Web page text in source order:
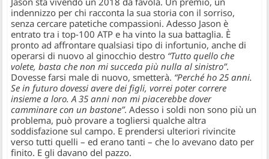
indennizzo per chi racconta la sua storia con il sorriso,
senza cercare patetiche compassioni. Adesso Jason è
entrato tra i top-100 ATP e ha vinto la sua battaglia. È
pronto ad affrontare qualsiasi tipo di infortunio, anche di
operarsi di nuovo al ginocchio destro “Tutto quello che
volete, basta che non mi succeda più nulla al sinistro”.
Dovesse farsi male di nuovo, smetterà. “Perché ho 25 anni.
Se in futuro dovessi avere dei figli, vorrei poter correre
insieme a loro. A 35 anni non mi piacerebbe dover
camminare con un bastone”. Adesso i soldi non sono più un
problema, può provare a togliersi qualche altra
soddisfazione sul campo. E prendersi ulteriori rivincite
verso tutti quelli – ed erano tanti – che lo avevano dato per
finito. E gli davano del pazzo.